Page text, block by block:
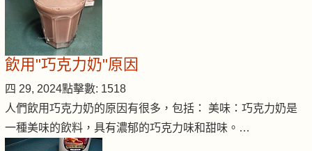
飲用"巧克力奶"原因
四 29, 2024點擊數: 1518
人們飲用巧克力奶的原因有很多，包括： 美味：巧克力奶是
一種美味的飲料，具有濃郁的巧克力味和甜味。…